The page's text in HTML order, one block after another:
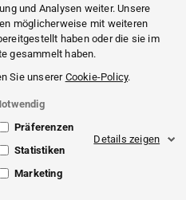
und Analysen weiter. Unsere
möglicherweise mit weiteren
haben oder die sie im
gesammelt haben.
Sie unserer Cookie-Policy.
Präferenzen
Statistiken
Marketing
Details zeigen
Hinweise
Richtlinie